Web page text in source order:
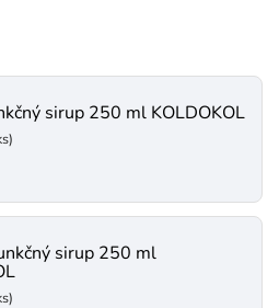
sirup 250 ml KOLDOKOL
sirup 250 ml